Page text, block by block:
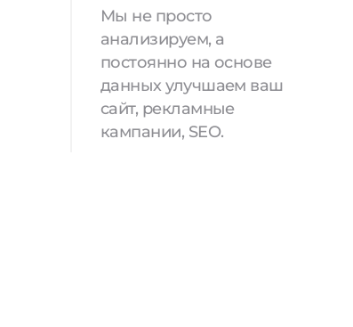
Мы не просто
анализируем, а
постоянно на основе
данных улучшаем ваш
сайт, рекламные
кампании, SEO.